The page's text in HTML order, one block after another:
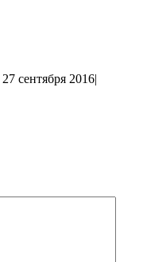
27 сентября 2016|